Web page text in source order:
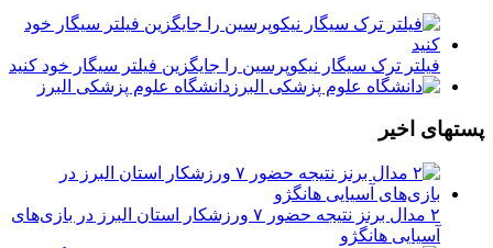
فیلتر ترک سیگار نیکوپرسین را جایگزین فیلتر سیگار خود کنید
دانشگاه علوم پزشکی البرز
پستهای اخیر
۲ مدال برنز نتیجه حضور ۷ ورزشکار استان البرز در بازی‌های
آسیایی هانگژو